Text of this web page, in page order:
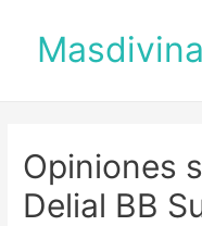
Opiniones
Delial BB